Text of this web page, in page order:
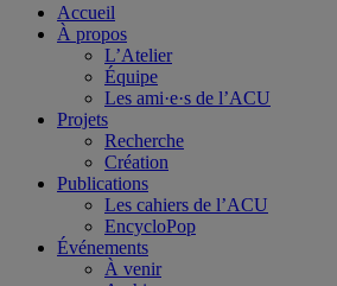
Accueil
À propos
L’Atelier
Équipe
Les ami·e·s de l’ACU
Projets
Recherche
Création
Publications
Les cahiers de l’ACU
EncycloPop
Événements
À venir